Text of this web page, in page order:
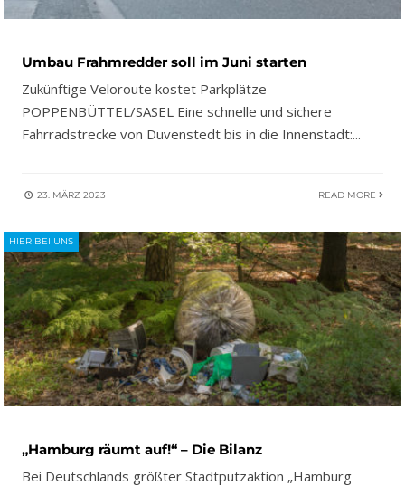
Umbau Frahmredder soll im Juni starten
Zukünftige Veloroute kostet Parkplätze
POPPENBÜTTEL/SASEL Eine schnelle und sichere
Fahrradstrecke von Duvenstedt bis in die Innenstadt:...
23. MÄRZ 2023 READ MORE
HIER BEI UNS
„Hamburg räumt auf!“ – Die Bilanz
Bei Deutschlands größter Stadtputzaktion „Hamburg